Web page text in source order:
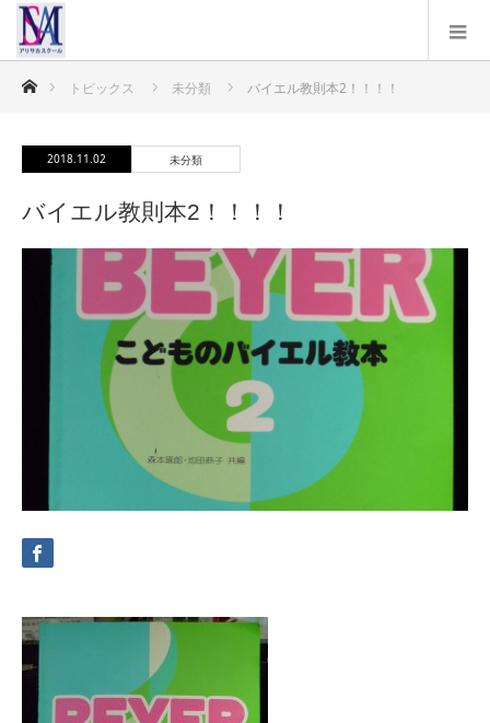
ホームトピックス 未分類 バイエル教則本2！！！！
2018.11.02 未分類
バイエル教則本2！！！！